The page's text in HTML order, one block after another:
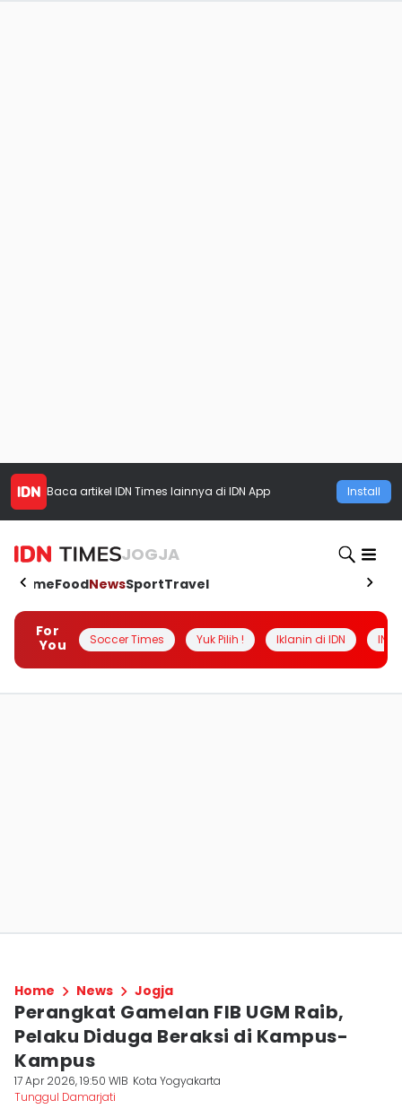
Baca artikel IDN Times lainnya di IDN App Install
JOGJA
HomeFoodNewsSportTravel
For
You
Soccer Times Yuk Pilih ! Iklanin di IDN
Home News Jogja
Perangkat Gamelan FIB UGM Raib,
Pelaku Diduga Beraksi di Kampus-
Kampus
17 Apr 2026, 19:50 WIB Kota Yogyakarta
Tunggul Damarjati